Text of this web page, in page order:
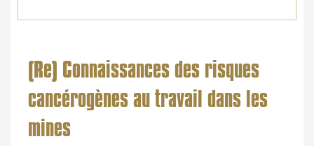
(Re) Connaissances des risques
cancérogènes au travail dans les
mines